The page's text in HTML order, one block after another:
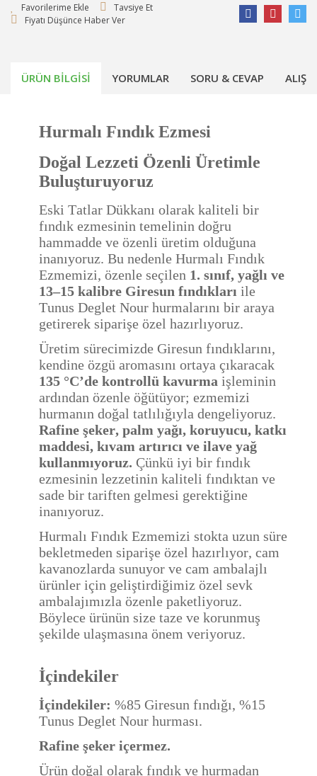
Tavsiye Et
Fiyatı Düşünce Haber Ver
ÜRÜN BILGISI YORUMLAR SORU & CEVAP
Hurmalı Fındık Ezmesi
Doğal Lezzeti Özenli Üretimle
Buluşturuyoruz
Eski Tatlar Dükkanı olarak kaliteli bir
fındık ezmesinin temelinin doğru
hammadde ve özenli üretim olduğuna
inanıyoruz. Bu nedenle Hurmalı Fındık
Ezmemizi, özenle seçilen 1. sınıf, yağlı ve
13–15 kalibre Giresun fındıkları ile
Tunus Deglet Nour hurmalarını bir araya
getirerek siparişe özel hazırlıyoruz.
Üretim sürecimizde Giresun fındıklarını,
kendine özgü aromasını ortaya çıkaracak
135 °C’de kontrollü kavurma işleminin
ardından özenle öğütüyor; ezmemizi
hurmanın doğal tatlılığıyla dengeliyoruz.
Rafine şeker, palm yağı, koruyucu, katkı
maddesi, kıvam artırıcı ve ilave yağ
kullanmıyoruz. Çünkü iyi bir fındık
ezmesinin lezzetinin kaliteli fındıktan ve
sade bir tariften gelmesi gerektiğine
inanıyoruz.
Hurmalı Fındık Ezmemizi stokta uzun süre
bekletmeden siparişe özel hazırlıyor, cam
kavanozlarda sunuyor ve cam ambalajlı
ürünler için geliştirdiğimiz özel sevk
ambalajımızla özenle paketliyoruz.
Böylece ürünün size taze ve korunmuş
şekilde ulaşmasına önem veriyoruz.
İçindekiler
İçindekiler: %85 Giresun fındığı, %15
Tunus Deglet Nour hurması.
Rafine şeker içermez.
Ürün doğal olarak fındık ve hurmadan